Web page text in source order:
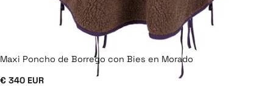
Maxi Poncho de Borrego con Bies en Morado
€ 340 EUR